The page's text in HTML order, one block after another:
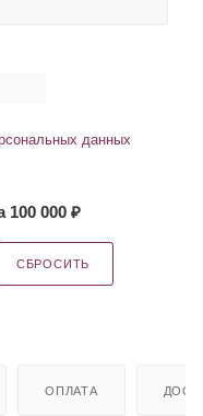
данных
100 000 ₽
СБРОСИТЬ
ОПЛАТА